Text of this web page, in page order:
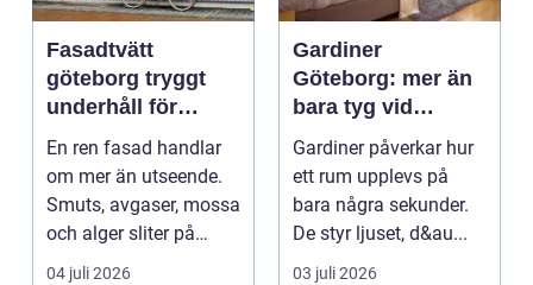
Fasadtvätt
göteborg tryggt
underhåll för
hållbara fasader
En ren fasad handlar
om mer än utseende.
Smuts, avgaser, mossa
och alger sliter på
materialen och ka...
04 juli 2026
Gardiner
Göteborg: mer än
bara tyg vid
fönstret
Gardiner påverkar hur
ett rum upplevs på
bara några sekunder.
De styr ljuset, d&au...
03 juli 2026